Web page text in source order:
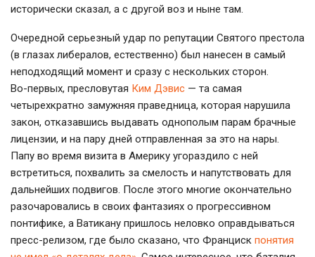
исторически сказал, а с другой воз и ныне там.
Очередной серьезный удар по репутации Святого престола
(в глазах либералов, естественно) был нанесен в самый
неподходящий момент и сразу с нескольких сторон.
Во-первых, пресловутая Ким Дэвис — та самая
четырехкратно замужняя праведница, которая нарушила
закон, отказавшись выдавать однополым парам брачные
лицензии, и на пару дней отправленная за это на нары.
Папу во время визита в Америку угораздило с ней
встретиться, похвалить за смелость и напутствовать для
дальнейших подвигов. После этого многие окончательно
разочаровались в своих фантазиях о прогрессивном
понтифике, а Ватикану пришлось неловко оправдываться
пресс-релизом, где было сказано, что Франциск понятия